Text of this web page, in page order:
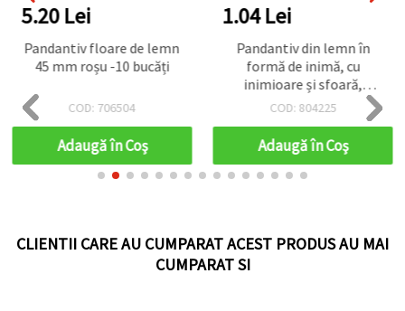
5.20 Lei
Pandantiv floare de lemn
45 mm roșu -10 bucăți
COD: 706504
Adaugă în Coş
1.04 Lei
Pandantiv din lemn în
formă de inimă, cu
inimioare și sfoară,
pentru decorațiuni DIY,
COD: 804225
Adaugă în Coş
CLIENTII CARE AU CUMPARAT ACEST PRODUS AU MAI
CUMPARAT SI